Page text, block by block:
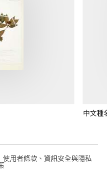
中文種
使用者條款、資訊安全與隱私